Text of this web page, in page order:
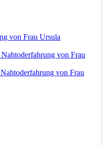
von Frau Ursula
von Frau
von Frau